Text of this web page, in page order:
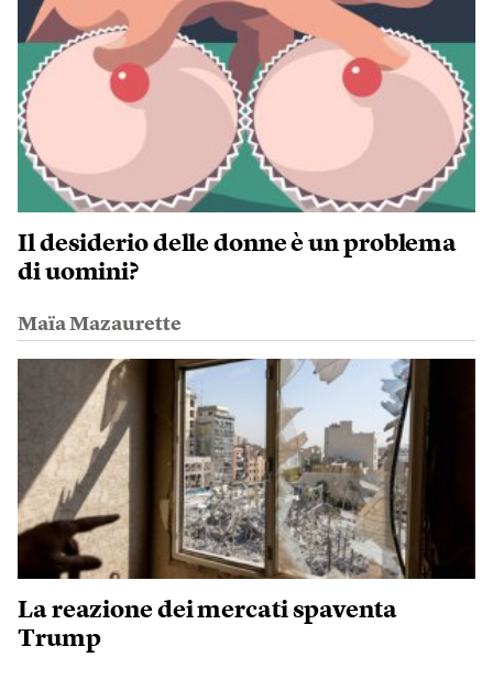
Il desiderio delle donne è un problema
di uomini?
Maïa Mazaurette
La reazione dei mercati spaventa
Trump